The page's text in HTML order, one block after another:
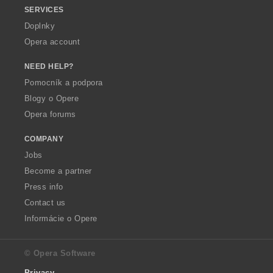
SERVICES
Doplnky
Opera account
NEED HELP?
Pomocník a podpora
Blogy o Opere
Opera forums
COMPANY
Jobs
Become a partner
Press info
Contact us
Informácie o Opere
© Opera Software